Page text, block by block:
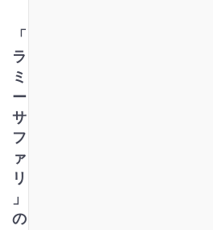
「
ラ
ミ
ー
サ
フ
ァ
リ
」
の